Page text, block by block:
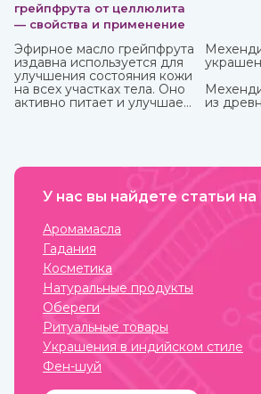
грейпфрута от целлюлита
— свойства и применение
Эфирное масло грейпфрута
издавна используется для
улучшения состояния кожи
на всех участках тела. Оно
активно питает и улучшает
сильными. Также оно
настроение, бодрит и
силами.
из
хной
У нас вы найдете статьи
Аромамасла
Гадания
Косметика
Натуральные продукты
Обереги
Ритуальные товары
Украшения в индийском стиле
Фен-шуй